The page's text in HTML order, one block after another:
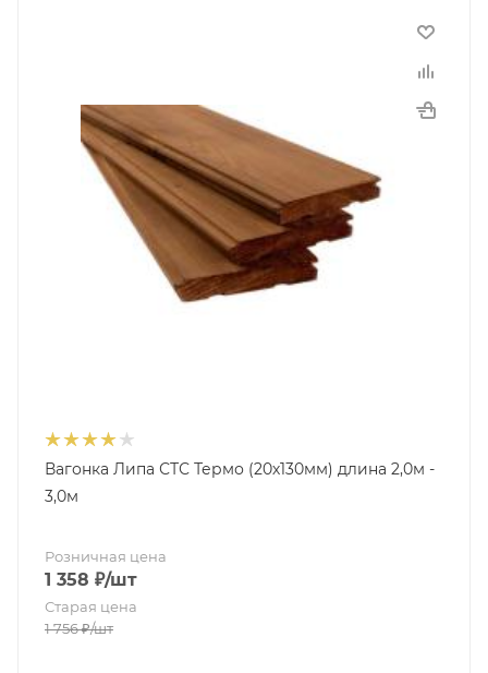
Вагонка Липа СТС Термо (20х130мм) длина 2,0м -
3,0м
Розничная цена
1 358 ₽/шт
Старая цена
1 756₽/шт